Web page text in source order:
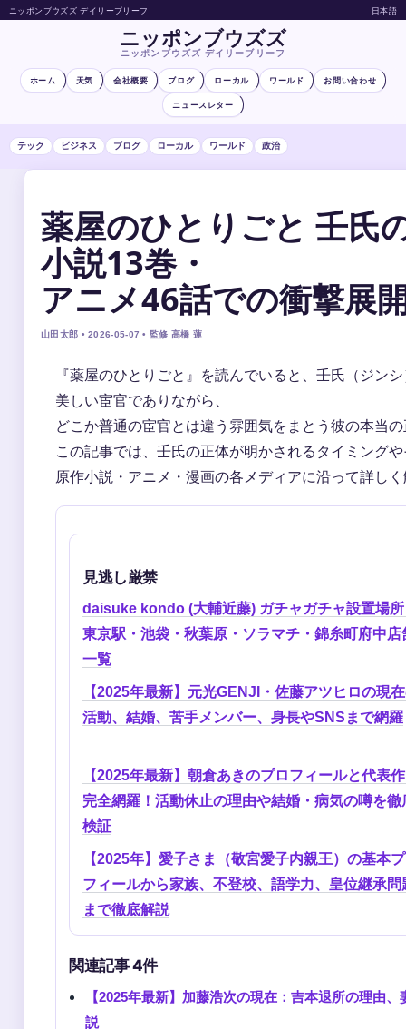
ニッポンブウズズ デイリーブリーフ 日本語
ニッポンブウズズ
ニッポンブウズズ デイリーブリーフ
ホーム 天気 会社概要 ブログ ローカル ワールド お問い合わせ
ニュースレター
テック ビジネス ブログ ローカル ワールド 政治
薬屋のひとりごと 壬氏
小説13巻・
アニメ46話での衝撃展
山田太郎 • 2026-05-07 • 監修 高橋 蓮
『薬屋のひとりごと』を読んでいると、壬氏（ジン
美しい宦官でありながら、
どこか普通の宦官とは違う雰囲気をまとう彼の本当
この記事では、壬氏の正体が明かされるタイミング
原作小説・アニメ・漫画の各メディアに沿って詳し
見逃し厳禁
daisuke kondo (大輔近藤) ガチャガチャ設置場所
東京駅・池袋・秋葉原・ソラマチ・錦糸町府中店
一覧
【2025年最新】元光GENJI・佐藤アツヒロの現
活動、結婚、苦手メンバー、身長やSNSまで網羅
【2025年最新】朝倉あきのプロフィールと代表
完全網羅！活動休止の理由や結婚・病気の噂を徹
検証
【2025年】愛子さま（敬宮愛子内親王）の基本
フィールから家族、不登校、語学力、皇位継承問
まで徹底解説
関連記事 4件
【2025年最新】加藤浩次の現在：吉本退所の理由
説